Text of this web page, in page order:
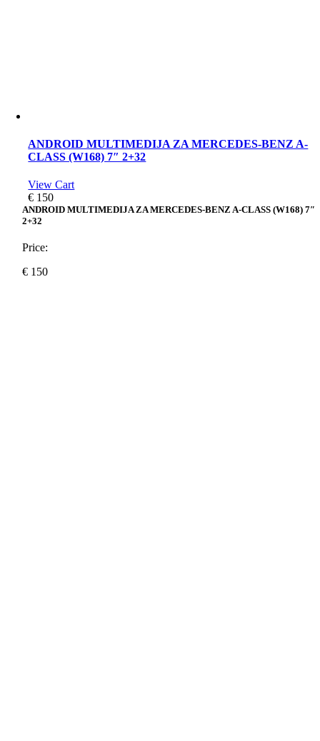
ANDROID MULTIMEDIJA ZA MERCEDES-BENZ A-
CLASS (W168) 7″ 2+32
View Cart
€ 150
ANDROID MULTIMEDIJA ZA MERCEDES-BENZ A-CLASS (W168) 7″
2+32
Price:
€ 150